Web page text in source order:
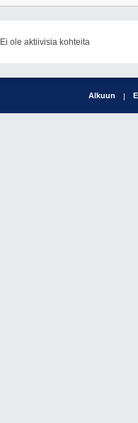
Ei ole aktiivisia kohteita
Alkuun